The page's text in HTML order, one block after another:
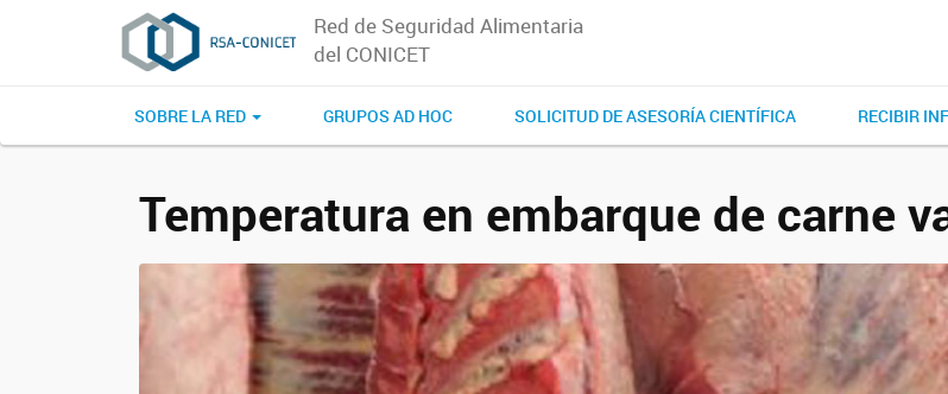
Red de Seguridad Alimentaria
del CONICET
SOBRE LA RED GRUPOS AD HOC SOLICITUD DE ASESORÍA CIENTÍFICA RECIBIR
Temperatura en embarque de carne